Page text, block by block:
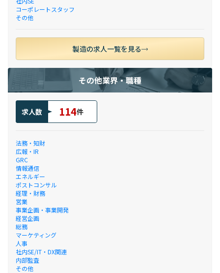
コーポレートスタッフ
その他
製造の求人一覧を見る
その他業界・職種
求人数 114件
法務・知財
広報・IR
GRC
情報通信
エネルギー
ポストコンサル
経理・財務
営業
事業企画・事業開発
経営企画
総務
マーケティング
人事
社内SE/IT・DX関連
内部監査
その他